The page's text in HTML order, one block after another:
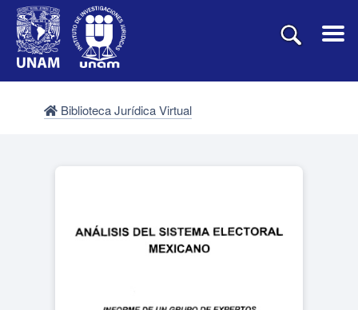
Biblioteca Jurídica Virtual